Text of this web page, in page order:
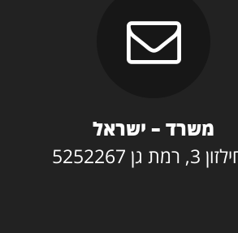
משרד – ישראל
גן 5252267